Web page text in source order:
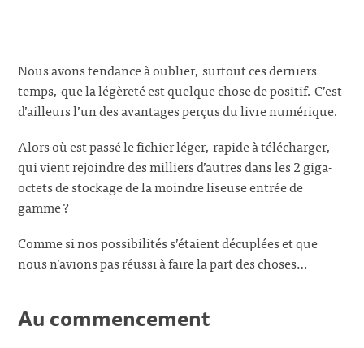
Nous avons tendance à oublier, surtout ces derniers
temps, que la légèreté est quelque chose de positif. C’est
d’ailleurs l’un des avantages perçus du livre numérique.
Alors où est passé le fichier léger, rapide à télécharger,
qui vient rejoindre des milliers d’autres dans les 2 giga-
octets de stockage de la moindre liseuse entrée de
gamme ?
Comme si nos possibilités s’étaient décuplées et que
nous n’avions pas réussi à faire la part des choses…
Au commencement